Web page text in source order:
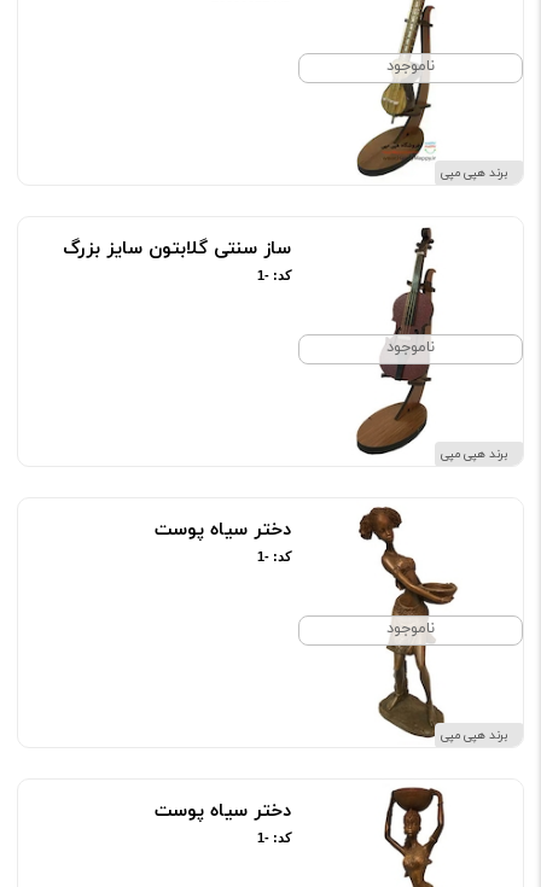
ناموجود
برند هپی مپی
ناموجود
برند هپی مپی
ساز سنتی گلابتون سایز بزرگ
کد: -1
ناموجود
برند هپی مپی
دختر سیاه پوست
کد: -1
دختر سیاه پوست
کد: -1